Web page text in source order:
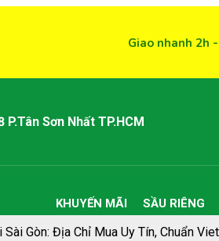
Giao nhanh 2h
P.Tân Sơn Nhất TP.HCM
KHUYẾN MÃI SẦU RIÊNG
Gòn: Địa Chỉ Mua Uy Tín, Chuẩn